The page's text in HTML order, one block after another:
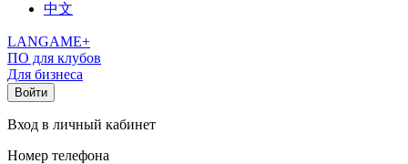
中文
LANGAME+
ПО для клубов
Для бизнеса
Войти
Вход в личный кабинет
Номер телефона